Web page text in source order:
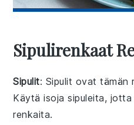
Sipulirenkaat
Sipulit: Sipulit ovat tämän
Käytä isoja sipuleita,
renkaita.